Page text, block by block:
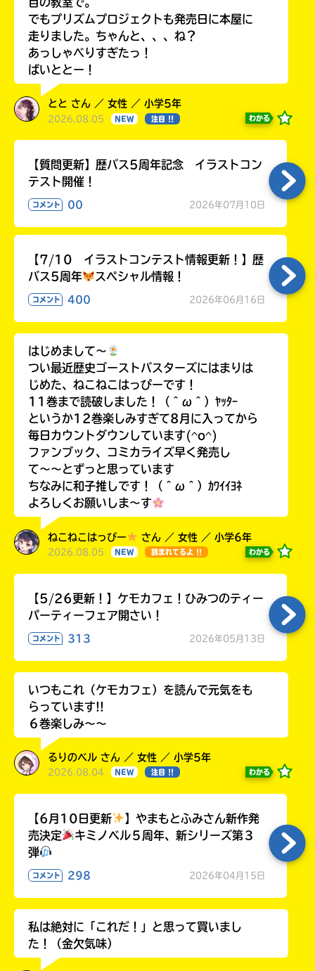
目の教室で。
でもプリズムプロジェクトも発売日に本屋に
走りました。ちゃんと、、、ね？
あっしゃべりすぎたっ！
ばいととー！
とと さん ／ 女性 ／ 小学5年
2026.08.05 NEW 注目 !! わかる
【質問更新】歴バス5周年記念 イラストコン
テスト開催！
コメント 00 2026年07月10日
【7/10 イラストコンテスト情報更新！】歴
バス5周年
スペシャル情報！
コメント 400 2026年06月16日
はじめまして〜
つい最近歴史ゴーストバスターズにはまりは
じめた、ねこねこはっぴーです！
11巻まで読破しました！（＾ω＾）ﾔｯﾀｰ
というか12巻楽しみすぎて8月に入ってから
毎日カウントダウンしています(^o^)
ファンブック、コミカライズ早く発売し
て〜〜とずっと思っています
ちなみに和子推しです！（＾ω＾）ｶﾜｲｲﾖﾈ
よろしくお願いしま〜す
ねこねこはっぴー さん ／ 女性 ／ 小学6年
2026.08.05 NEW 読まれてるよ !! わかる
【5/26更新！】ケモカフェ！ひみつのティー
パーティーフェア開さい！
コメント 313 2026年05月13日
いつもこれ（ケモカフェ）を読んで元気をも
らっています!!
６巻楽しみ～～
るりのベル さん ／ 女性 ／ 小学5年
2026.08.04 NEW 注目 !! わかる
【6月10日更新
】やまもとふみさん新作発
売決定
キミノベル５周年、新シリーズ第３
弾
コメント 298 2026年04月15日
私は絶対に「これだ！」と思って買いまし
た！（金欠気味）